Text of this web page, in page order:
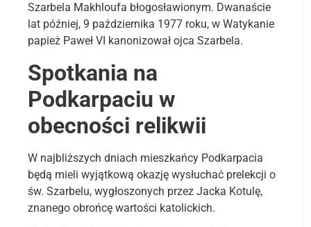
Szarbela Makhloufa błogosławionym. Dwanaście
lat później, 9 października 1977 roku, w Watykanie
papież Paweł VI kanonizował ojca Szarbela.
Spotkania na
Podkarpaciu w
obecności relikwii
W najbliższych dniach mieszkańcy Podkarpacia
będą mieli wyjątkową okazję wysłuchać prelekcji o
św. Szarbelu, wygłoszonych przez Jacka Kotulę,
znanego obrońcę wartości katolickich.